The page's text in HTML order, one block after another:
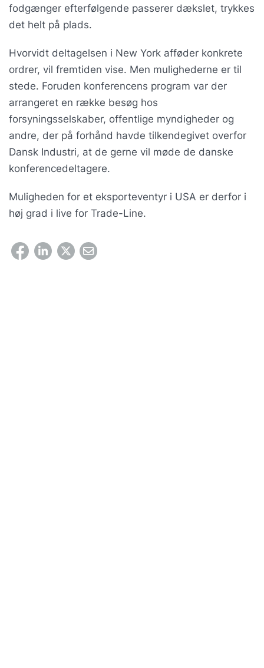
fodgænger efterfølgende passerer dækslet, trykkes
det helt på plads.
Hvorvidt deltagelsen i New York afføder konkrete
ordrer, vil fremtiden vise. Men mulighederne er til
stede. Foruden konferencens program var der
arrangeret en række besøg hos
forsyningsselskaber, offentlige myndigheder og
andre, der på forhånd havde tilkendegivet overfor
Dansk Industri, at de gerne vil møde de danske
konferencedeltagere.
Muligheden for et eksporteventyr i USA er derfor i
høj grad i live for Trade-Line.